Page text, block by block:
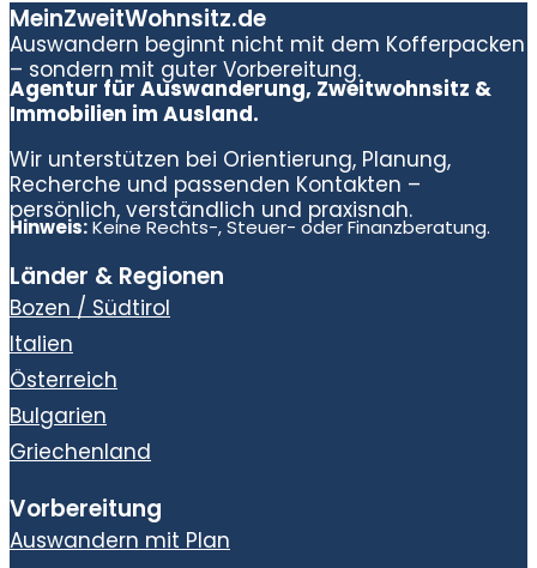
MeinZweitWohnsitz.de
Auswandern beginnt nicht mit dem Kofferpacken
– sondern mit guter Vorbereitung.
Agentur für Auswanderung, Zweitwohnsitz &
Immobilien im Ausland.
Wir unterstützen bei Orientierung, Planung,
Recherche und passenden Kontakten –
persönlich, verständlich und praxisnah.
Hinweis:Keine Rechts-, Steuer- oder Finanzberatung.
Länder & Regionen
Bozen / Südtirol
Italien
Österreich
Bulgarien
Griechenland
Vorbereitung
Auswandern mit Plan